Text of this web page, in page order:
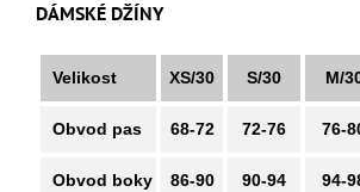
DÁMSKÉ DŽÍNY
Velikost XS/30 S/30 M/
Obvod pas 68-72 72-76 76-
Obvod boky 86-90 90-94 94-